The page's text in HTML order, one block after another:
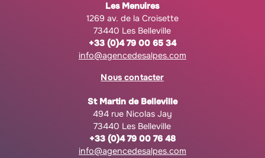
Les Menuires
1269 av. de la Croisette
73440 Les Belleville
+33 (0)4 79 00 65 34
info@agencedesalpes.com
Nous contacter
St Martin de Belleville
494 rue Nicolas Jay
73440 Les Belleville
+33 (0)4 79 00 76 48
info@agencedesalpes.com